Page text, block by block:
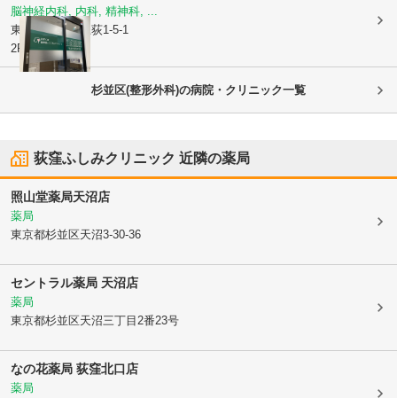
脳神経内科, 内科, 精神科, ...
東京都杉並区上荻1-5-1
2F
杉並区(整形外科)の病院・クリニック一覧
荻窪ふしみクリニック 近隣の薬局
照山堂薬局天沼店
薬局
東京都杉並区天沼3-30-36
セントラル薬局 天沼店
薬局
東京都杉並区天沼三丁目2番23号
なの花薬局 荻窪北口店
薬局